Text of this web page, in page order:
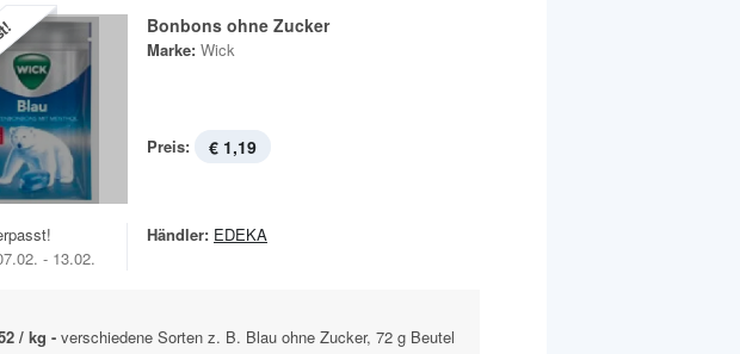
Bonbons ohne Zucker
Marke: Wick
Preis: € 1,19
- 13.02.
Händler: EDEKA
/ kg - verschiedene Sorten z. B. Blau ohne Zucker, 72 g Beutel